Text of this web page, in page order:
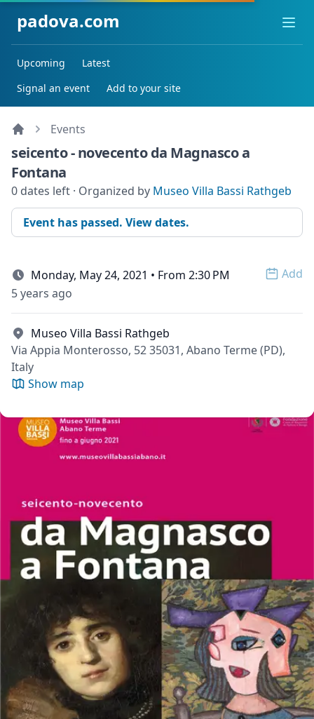
padova.com
Upcoming
Latest
Signal an event
Add to your site
Events
seicento - novecento da Magnasco a
Fontana
0 dates left · Organized by Museo Villa Bassi Rathgeb
Event has passed. View dates.
Monday, May 24, 2021 • From 2:30 PM
Add
5 years ago
Museo Villa Bassi Rathgeb
Via Appia Monterosso, 52 35031, Abano Terme (PD),
Italy
Show map